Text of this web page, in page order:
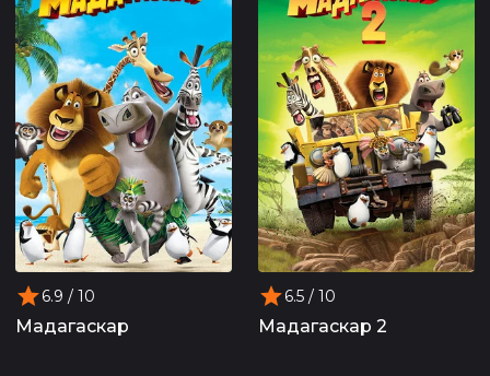
6.9 / 10
Мадагаскар
6.5 / 10
Мадагаскар 2